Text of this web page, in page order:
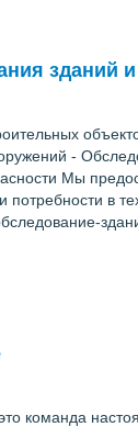
зданий
-
Мы
в
команда